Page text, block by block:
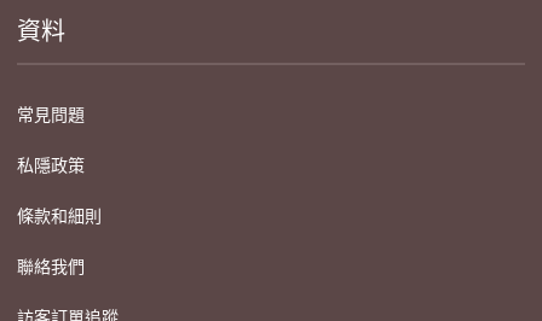
資料
常見問題
私隱政策
條款和細則
聯絡我們